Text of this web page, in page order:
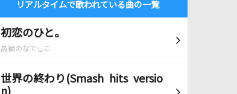
リアルタイムで歌われている曲の一覧
初恋のひと。
高嶺のなでしこ
世界の終わり(Smash hits versio
n)